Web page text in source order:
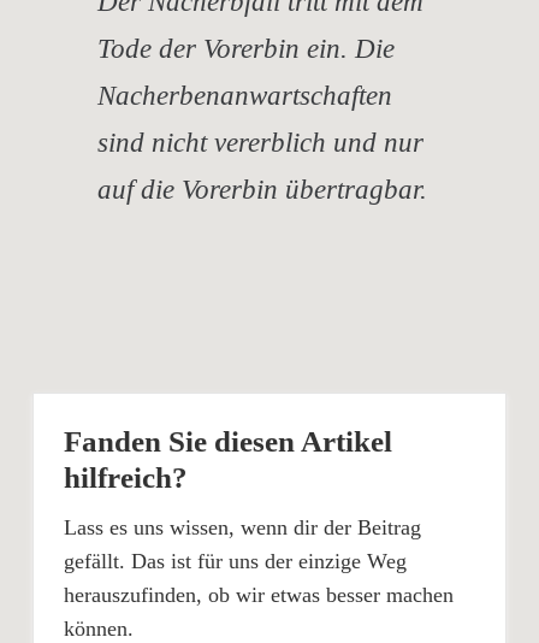
Tode der Vorerbin ein. Die
Nacherbenanwartschaften
sind nicht vererblich und nur
auf die Vorerbin übertragbar.
Fanden Sie diesen Artikel
hilfreich?
Lass es uns wissen, wenn dir der Beitrag
gefällt. Das ist für uns der einzige Weg
herauszufinden, ob wir etwas besser machen
können.